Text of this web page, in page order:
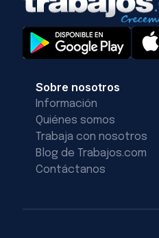
Sobre nosotros
Información
Quiénes somos
Trabaja con nosotros
Blog de Trabajos.com
Contáctanos